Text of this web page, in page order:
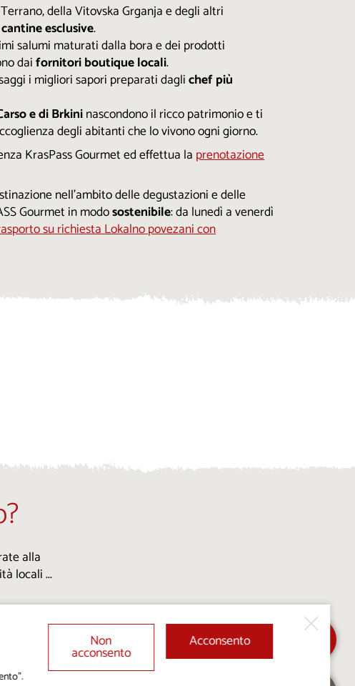
della Vitovska Grganja e degli altri
cantine esclusive.
salumi maturati dalla bora e dei prodotti
daifornitori boutique locali.
i migliori sapori preparati daglichef più
e di Brkininascondono il ricco patrimonio e ti
degli abitanti che lo vivono ogni giorno.
KrasPass Gourmet ed effettua la prenotazione
nell'ambito delle degustazioni e delle
Gourmet in modosostenibile: da lunedì a venerdì
su richiesta Lokalno povezani con
alla
locali ...
Non
acconsento
Acconsento